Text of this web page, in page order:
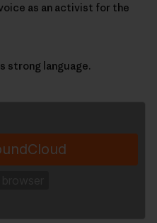
as an activist for the
strong language.